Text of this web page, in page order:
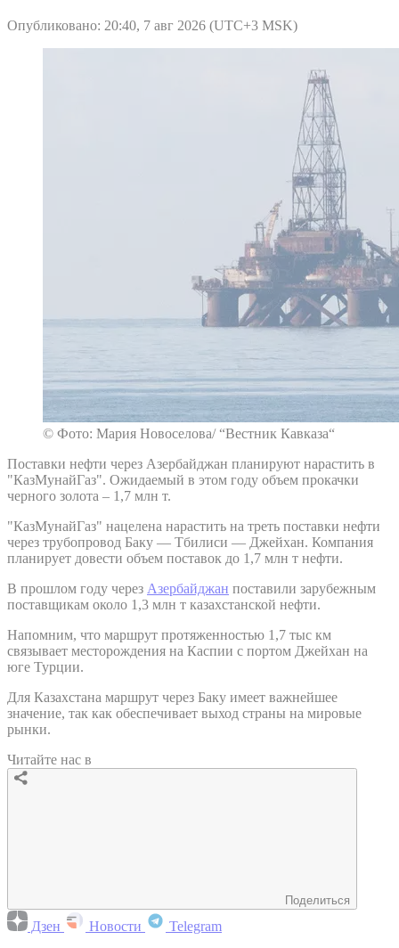
Опубликовано: 20:40, 7 авг 2026 (UTC+3 MSK)
© Фото: Мария Новоселова/ “Вестник Кавказа“
Поставки нефти через Азербайджан планируют нарастить в
"КазМунайГаз". Ожидаемый в этом году объем прокачки
черного золота – 1,7 млн т.
"КазМунайГаз" нацелена нарастить на треть поставки нефти
через трубопровод Баку — Тбилиси — Джейхан. Компания
планирует довести объем поставок до 1,7 млн т нефти.
В прошлом году через Азербайджан поставили зарубежным
поставщикам около 1,3 млн т казахстанской нефти.
Напомним, что маршрут протяженностью 1,7 тыс км
связывает месторождения на Каспии с портом Джейхан на
юге Турции.
Для Казахстана маршрут через Баку имеет важнейшее
значение, так как обеспечивает выход страны на мировые
рынки.
Читайте нас в
Поделиться
Дзен Новости Telegram